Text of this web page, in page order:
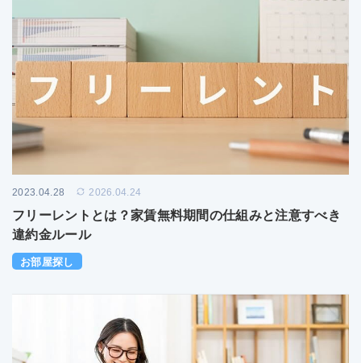
2023.04.28 2026.04.24
フリーレントとは？家賃無料期間の仕組みと注意すべき
違約金ルール
お部屋探し